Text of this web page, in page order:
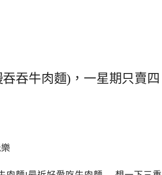
吞牛肉麵)，一星期只賣四